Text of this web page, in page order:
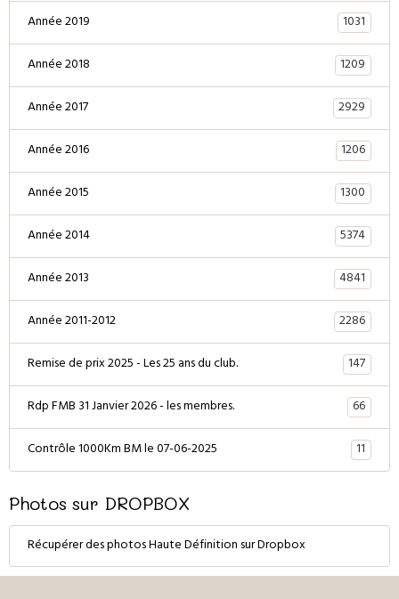
Année 2019
1031
Année 2018
1209
Année 2017
2929
Année 2016
1206
Année 2015
1300
Année 2014
5374
Année 2013
4841
Année 2011-2012
2286
Remise de prix 2025 - Les 25 ans du club.
147
Rdp FMB 31 Janvier 2026 - les membres.
66
Contrôle 1000Km BM le 07-06-2025
11
Photos sur DROPBOX
Récupérer des photos Haute Définition sur Dropbox